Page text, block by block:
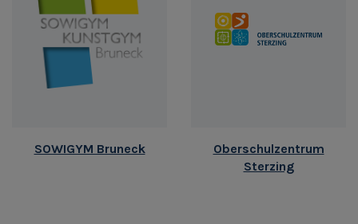
SOWIGYM Bruneck
Oberschulzentrum
Sterzing